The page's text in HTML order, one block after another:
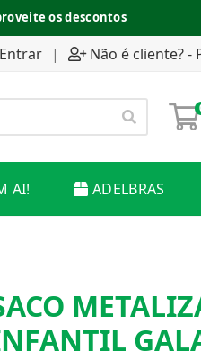
os descontos
| Não é cliente? -
AI! ADELBRAS